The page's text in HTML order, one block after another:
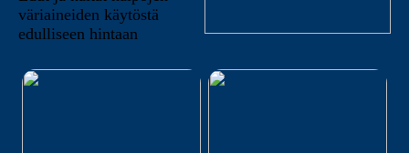
väriaineiden käytöstä
edulliseen hintaan